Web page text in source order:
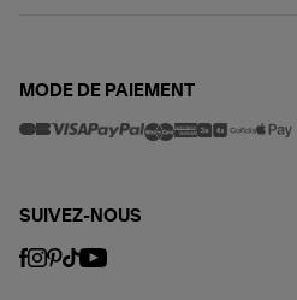
MODE DE PAIEMENT
SUIVEZ-NOUS